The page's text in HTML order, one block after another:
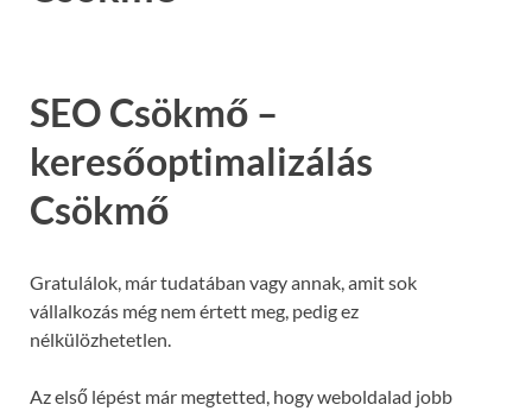
SEO Csökmő –
keresőoptimalizálás
Csökmő
Gratulálok, már tudatában vagy annak, amit sok
vállalkozás még nem értett meg, pedig ez
nélkülözhetetlen.
Az első lépést már megtetted, hogy weboldalad jobb